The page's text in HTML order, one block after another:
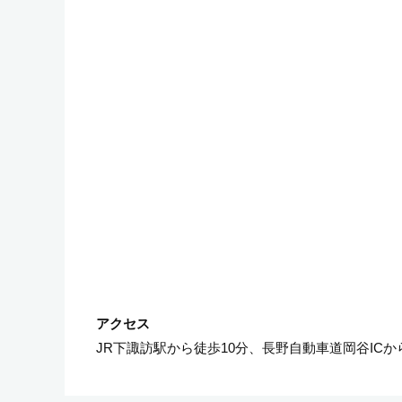
JR下諏訪駅から徒歩10分、長野自動車道岡谷ICか